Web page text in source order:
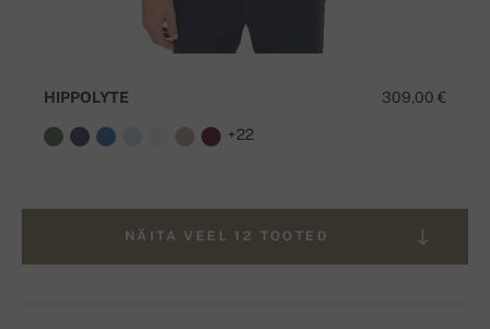
309,00 €
HIPPOLYTE
+22
NÄITA VEEL 12 TOOTED